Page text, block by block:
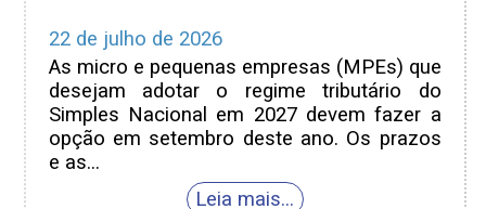
22 de julho de 2026
As micro e pequenas empresas (MPEs) que
desejam adotar o regime tributário do
Simples Nacional em 2027 devem fazer a
opção em setembro deste ano. Os prazos
e as...